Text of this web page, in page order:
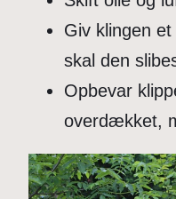
Giv klingen
skal den
Opbevar
overdækket,